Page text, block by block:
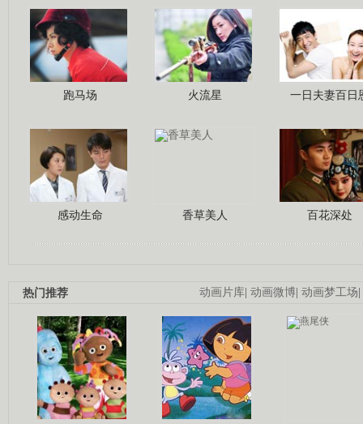
跑马场 火流星 一日夫妻百日
感动生命 香草美人 百花深处
动画片库| 动画微博| 动画梦工场|
热门推荐